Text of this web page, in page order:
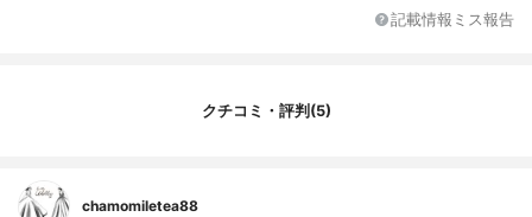
2、ミツロウ、セテアリルアルコール、水、
リシンNa、レモン果皮油、酢酸トコフェロ
記載情報ミス報告
クチコミ・評判(5)
chamomiletea88